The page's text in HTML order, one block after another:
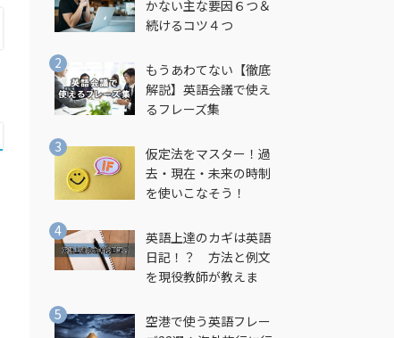
かない主な要因６つ＆
続けるコツ４つ
もうあわてない【徹底
解説】英語会議で使え
るフレーズ集
仮定法をマスター！過
去・現在・未来の時制
を使いこなそう！
英語上達のカギは英語
日記！？ 方法と例文
を現役教師が教えま
空港で使う英語フレー